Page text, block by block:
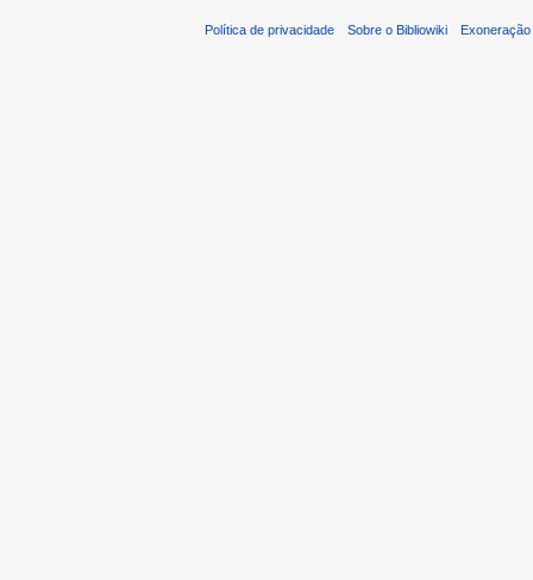
Política de privacidade Sobre o Bibliowiki